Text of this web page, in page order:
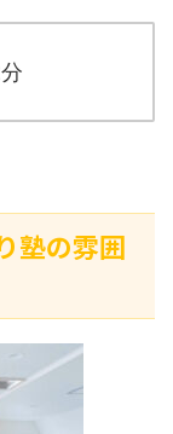
塾の雰囲